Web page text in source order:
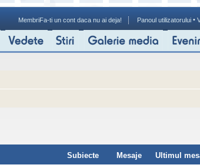
MembriFa-ti un cont daca nu ai deja! Panoul utilizatorului •
Subiecte Mesaje
Ultimul